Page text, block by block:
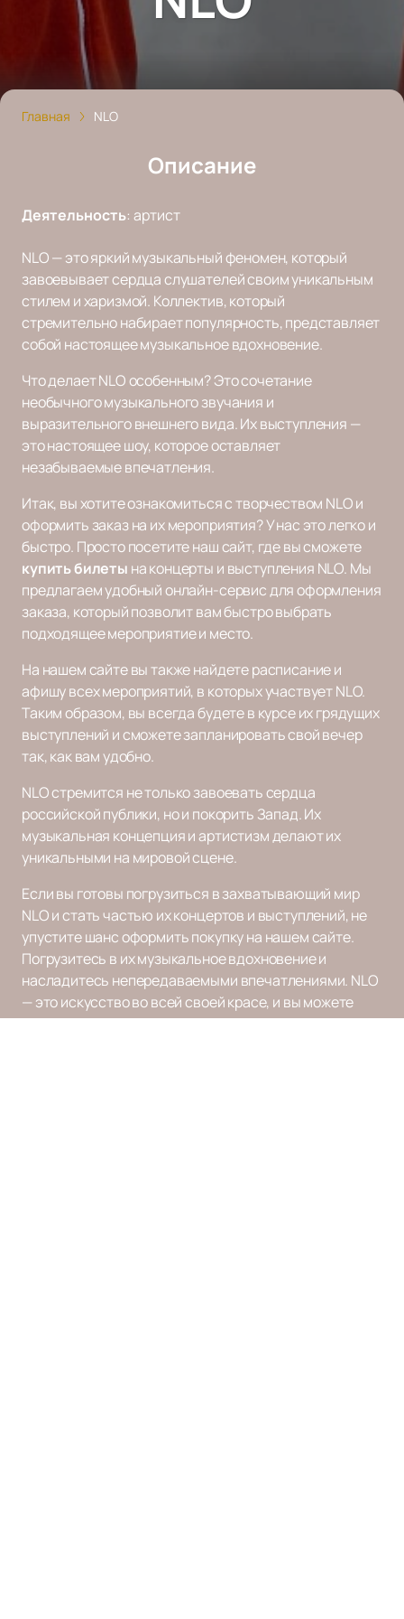
Главная NLO
Описание
Деятельность: артист
NLO — это яркий музыкальный феномен, который
завоевывает сердца слушателей своим уникальным
стилем и харизмой. Коллектив, который
стремительно набирает популярность, представляет
собой настоящее музыкальное вдохновение.
Что делает NLO особенным? Это сочетание
необычного музыкального звучания и
выразительного внешнего вида. Их выступления —
это настоящее шоу, которое оставляет
незабываемые впечатления.
Итак, вы хотите ознакомиться с творчеством NLO и
оформить заказ на их мероприятия? У нас это легко и
быстро. Просто посетите наш сайт, где вы сможете
купить билеты на концерты и выступления NLO. Мы
предлагаем удобный онлайн-сервис для оформления
заказа, который позволит вам быстро выбрать
подходящее мероприятие и место.
На нашем сайте вы также найдете расписание и
афишу всех мероприятий, в которых участвует NLO.
Таким образом, вы всегда будете в курсе их грядущих
выступлений и сможете запланировать свой вечер
так, как вам удобно.
NLO стремится не только завоевать сердца
российской публики, но и покорить Запад. Их
музыкальная концепция и артистизм делают их
уникальными на мировой сцене.
Если вы готовы погрузиться в захватывающий мир
NLO и стать частью их концертов и выступлений, не
упустите шанс оформить покупку на нашем сайте.
Погрузитесь в их музыкальное вдохновение и
насладитесь непередаваемыми впечатлениями. NLO
— это искусство во всей своей красе, и вы можете
стать его частью прямо сейчас.